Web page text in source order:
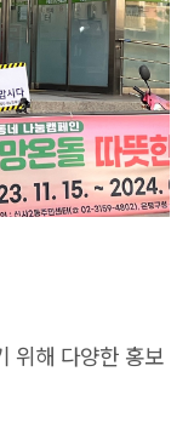
위해 다양한 홍보